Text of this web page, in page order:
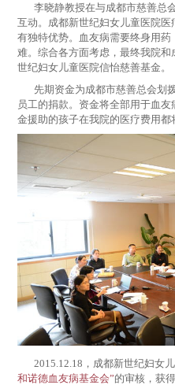
李晓静教授在与成都市慈善总
互动。成都新世纪妇女儿童医院
有独特优势。血友病需要终身用
难。综合各方面考虑，最终我院
世纪妇女儿童医院信怡慈善基金。
先期资金为成都市慈善总会划
员工的捐款。资金将全部用于血
金援助的孩子在我院的医疗费用都
2015.12.18，成都新世纪妇女
和诺德血友病基金会”的审核，获